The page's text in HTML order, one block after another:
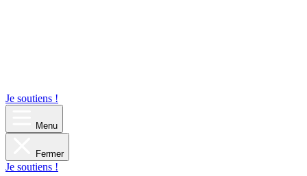
Je soutiens !
Menu
Fermer
Je soutiens !